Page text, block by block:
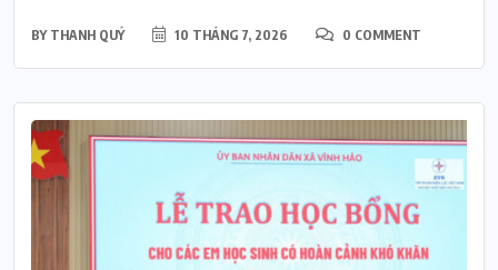
BY THANH QUÝ 10 THÁNG 7, 2026 0 COMMENT